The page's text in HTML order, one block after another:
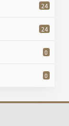
24
24
0
0